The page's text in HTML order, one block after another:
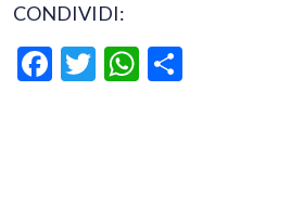
CONDIVIDI:
Facebook
TwitterWhatsApp